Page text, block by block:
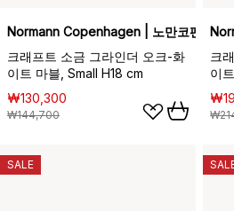
Normann Copenhagen | 노만코펜하겐
크래프트 소금 그라인더 오크-화
이트 마블, Small H18 cm
₩130,300
₩144,700
크
이
SALE